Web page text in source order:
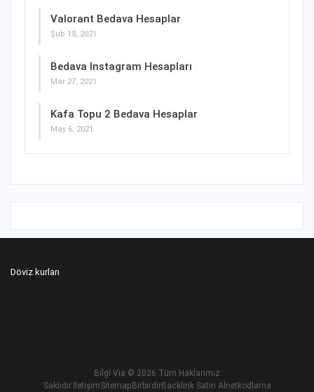
Valorant Bedava Hesaplar
Şub 18, 2021
Bedava Instagram Hesapları
Mar 27, 2021
Kafa Topu 2 Bedava Hesaplar
May 6, 2021
Döviz kurları
Bilgi Via © 2026 Tüm Haklarımız
Saklıdır.İletişimSitemap BirbirdirBacklink Satın Al netkodlama